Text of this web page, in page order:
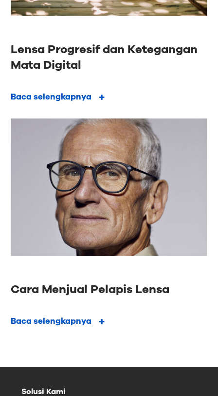
Lensa Progresif dan Ketegangan
Mata Digital
Baca selengkapnya
Cara Menjual Pelapis Lensa
Baca selengkapnya
Solusi Kami